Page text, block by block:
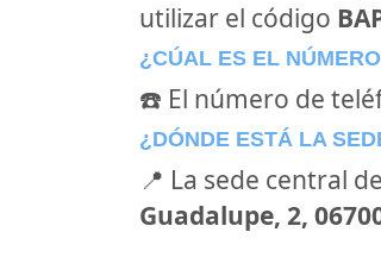
utilizar el código
¿CÚAL ES EL
☎️ El número de
¿DÓNDE ESTÁ LA
📍 La sede central de
Guadalupe, 2,